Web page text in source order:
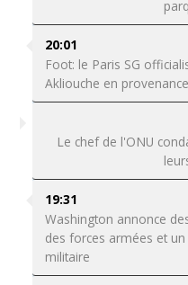
20:01
Foot: le Paris SG
Akliouche en
Le chef de l'ONU
19:31
Washington annonce
des forces armées et
militaire